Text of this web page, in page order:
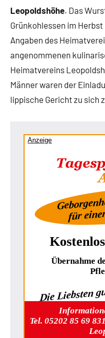
Leopoldshöhe. Das
Grünkohlessen im
Angaben des
angenommenen
Heimatvereins
Männer waren der
lippische Gericht zu sich
Anzeige
für
Übernahme
Die Liebsten
Tel. 05202 85 69